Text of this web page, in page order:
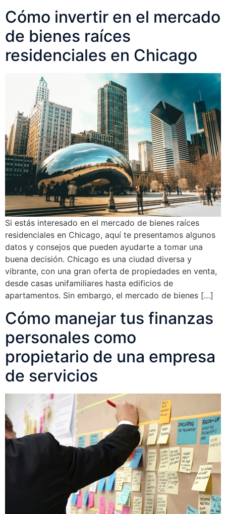
Cómo invertir en el mercado
de bienes raíces
residenciales en Chicago
Si estás interesado en el mercado de bienes raíces
residenciales en Chicago, aquí te presentamos algunos
datos y consejos que pueden ayudarte a tomar una
buena decisión. Chicago es una ciudad diversa y
vibrante, con una gran oferta de propiedades en venta,
desde casas unifamiliares hasta edificios de
apartamentos. Sin embargo, el mercado de bienes […]
Cómo manejar tus finanzas
personales como
propietario de una empresa
de servicios